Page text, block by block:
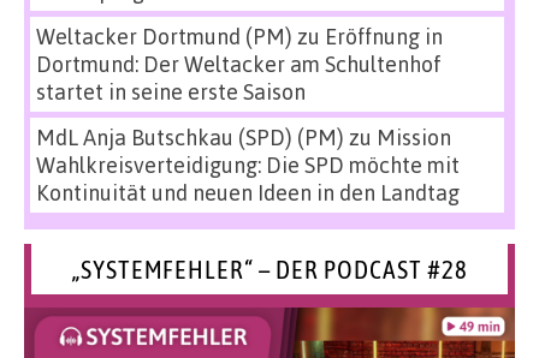
Weltacker Dortmund (PM) zu Eröffnung in
Dortmund: Der Weltacker am Schultenhof
startet in seine erste Saison
MdL Anja Butschkau (SPD) (PM) zu Mission
Wahlkreisverteidigung: Die SPD möchte mit
Kontinuität und neuen Ideen in den Landtag
„SYSTEMFEHLER“ – DER PODCAST #28